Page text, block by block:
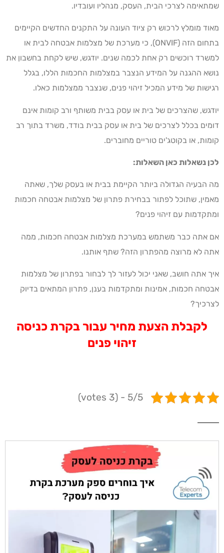
שמתאימה לצרכי הבית, העסק, מנהליו ועובדיו.
מאוד מומלץ לרכוש רק ציוד העונה על התקנים החדשים הקיימים
בתחום הזה (ONVIF), כי מערכת של מצלמות אבטחה לבית או
למשרד רוכשים רק אחת לכמה שנים. יודגש, שיש לקחת בחשבון את
נושא ההגנה על המידע הנצבר במצלמות החכמות הללו, בגלל
רגישות של מידע המכיל זיהוי פנים, שנצבר ממצלמות כאלו.
יודגש, שהצרכים של בית או עסק בבית משותף ורב קומות אינם
דומים בכלל לצרכים של בית או עסק בבית בודד, משרד בתוך רב
קומות, או בקוטג'ים טוריים מחוברים.
לכן נשאלות כאן השאלות:
מה הבעיה הגדולה ביותר הקיימת בבית או בעסק שלך, שאתה
מאמין, שתוכל לפתור בבחירת פתרון של מצלמות אבטחה חכמות
ומתקדמות עם זיהוי פנים?
אם אתה כבר משתמש במערכת מצלמות אבטחה חכמות, ממה
אתה לא מרוצה מהפתרון הזה? שתף אותנו.
איך אתה חושב, שאני יכול לעזור לך לבחור בפתרון של מצלמות
אבטחה חכמות, אמינות ומתקדמות בענן, פתרון המתאים בדיוק
לצרכיך?
לקבלת הצעת מחיר עבור בקרת כניסה
זיהוי פנים
5/5 - (3 votes)